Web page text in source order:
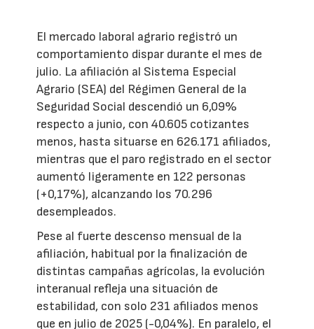
El mercado laboral agrario registró un
comportamiento dispar durante el mes de
julio. La afiliación al Sistema Especial
Agrario (SEA) del Régimen General de la
Seguridad Social descendió un 6,09%
respecto a junio, con 40.605 cotizantes
menos, hasta situarse en 626.171 afiliados,
mientras que el paro registrado en el sector
aumentó ligeramente en 122 personas
(+0,17%), alcanzando los 70.296
desempleados.
Pese al fuerte descenso mensual de la
afiliación, habitual por la finalización de
distintas campañas agrícolas, la evolución
interanual refleja una situación de
estabilidad, con solo 231 afiliados menos
que en julio de 2025 (-0,04%). En paralelo, el